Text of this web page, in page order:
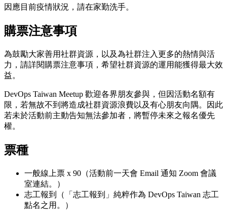
因應目前疫情狀況，請在家勤洗手。
購票注意事項
為鼓勵大家善用社群資源，以及為社群注入更多的熱情與活
力，請詳閱購票注意事項，希望社群資源的運用能獲得最大效
益。
DevOps Taiwan Meetup 歡迎各界朋友參與，但因活動名額有
限，若無故不到將造成社群資源浪費以及有心朋友向隅。因此
若未於活動前主動告知無法參加者，將暫停未來之報名優先
權。
票種
一般線上票 x 90（活動前一天會 Email 通知 Zoom 會議
室連結。）
志工報到（「志工報到」純粹作為 DevOps Taiwan 志工
點名之用。）